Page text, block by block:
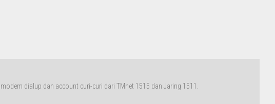
dialup dan account curi-curi dari TMnet 1515 dan Jaring 1511.